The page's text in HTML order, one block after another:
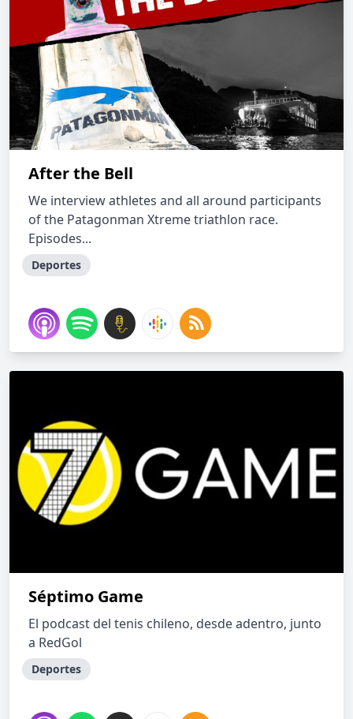
After the Bell
We interview athletes and all around participants
of the Patagonman Xtreme triathlon race.
Episodes...
Deportes
Séptimo Game
El podcast del tenis chileno, desde adentro, junto
a RedGol
Deportes